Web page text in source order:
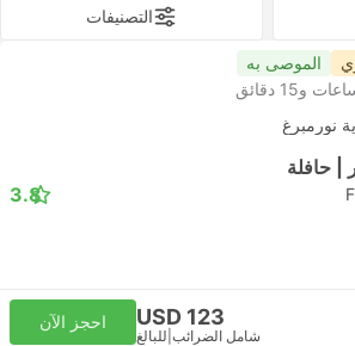
التصنيفات
الموصى به
نورمبرغ
| حافلة
3.8
USD 123
شامل الضرائب للبالغ
احجز الآن